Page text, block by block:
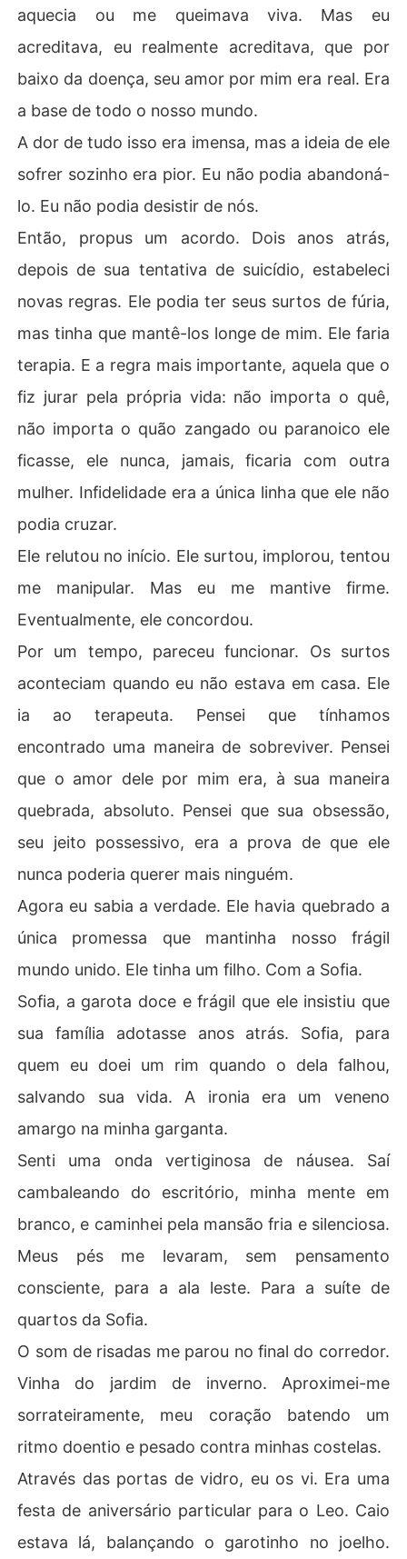
aquecia ou me queimava viva. Mas eu
acreditava, eu realmente acreditava, que por
baixo da doença, seu amor por mim era real. Era
a base de todo o nosso mundo.
A dor de tudo isso era imensa, mas a ideia de ele
sofrer sozinho era pior. Eu não podia abandoná-
lo. Eu não podia desistir de nós.
Então, propus um acordo. Dois anos atrás,
depois de sua tentativa de suicídio, estabeleci
novas regras. Ele podia ter seus surtos de fúria,
mas tinha que mantê-los longe de mim. Ele faria
terapia. E a regra mais importante, aquela que o
fiz jurar pela própria vida: não importa o quê,
não importa o quão zangado ou paranoico ele
ficasse, ele nunca, jamais, ficaria com outra
mulher. Infidelidade era a única linha que ele não
podia cruzar.
Ele relutou no início. Ele surtou, implorou, tentou
me manipular. Mas eu me mantive firme.
Eventualmente, ele concordou.
Por um tempo, pareceu funcionar. Os surtos
aconteciam quando eu não estava em casa. Ele
ia ao terapeuta. Pensei que tínhamos
encontrado uma maneira de sobreviver. Pensei
que o amor dele por mim era, à sua maneira
quebrada, absoluto. Pensei que sua obsessão,
seu jeito possessivo, era a prova de que ele
nunca poderia querer mais ninguém.
Agora eu sabia a verdade. Ele havia quebrado a
única promessa que mantinha nosso frágil
mundo unido. Ele tinha um filho. Com a Sofia.
Sofia, a garota doce e frágil que ele insistiu que
sua família adotasse anos atrás. Sofia, para
quem eu doei um rim quando o dela falhou,
salvando sua vida. A ironia era um veneno
amargo na minha garganta.
Senti uma onda vertiginosa de náusea. Saí
cambaleando do escritório, minha mente em
branco, e caminhei pela mansão fria e silenciosa.
Meus pés me levaram, sem pensamento
consciente, para a ala leste. Para a suíte de
quartos da Sofia.
O som de risadas me parou no final do corredor.
Vinha do jardim de inverno. Aproximei-me
sorrateiramente, meu coração batendo um
ritmo doentio e pesado contra minhas costelas.
Através das portas de vidro, eu os vi. Era uma
festa de aniversário particular para o Leo. Caio
estava lá, balançando o garotinho no joelho.